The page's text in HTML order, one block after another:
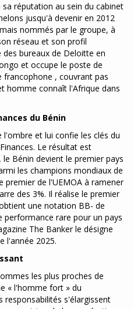
réputation au sein du cabinet
jusqu'à devenir en 2012
nommés par le groupe, à
réseau et son profil
bureaux de Deloitte en
et occupe le poste de
francophone , couvrant pas
homme connaît l'Afrique dans
du Bénin
l'ombre et lui confie les clés du
Le résultat est
Bénin devient le premier pays
les champions mondiaux de
premier de l'UEMOA à ramener
des 3%. Il réalise le premier
une notation BB- de
rare pour un pays
The Banker le désigne
l'année 2025.
les plus proches de
« l'homme fort » du
responsabilités s'élargissent